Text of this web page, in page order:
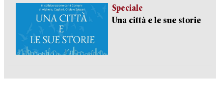
Speciale
Una città e le sue storie